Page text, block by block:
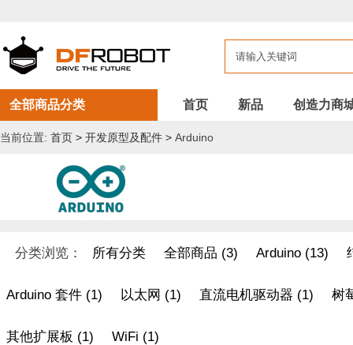
全部商品分类 首页 新品 创造力商
当前位置: 首页 > 开发原型及配件 > Arduino
分类浏览： 所有分类 全部商品 (3) Arduino (13)
Arduino 套件 (1) 以太网 (1) 直流电机驱动器 (1) 树
其他扩展板 (1) WiFi (1)